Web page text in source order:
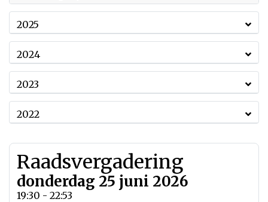
2025
2024
2023
2022
Raadsvergadering
donderdag 25 juni 2026
19:30 - 22:53